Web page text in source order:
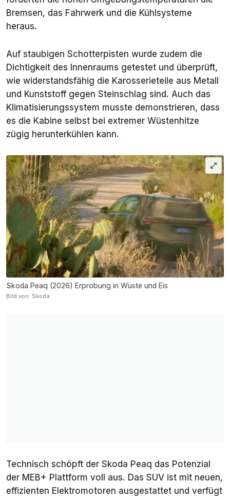
Bremsen, das Fahrwerk und die Kühlsysteme
heraus.
Auf staubigen Schotterpisten wurde zudem die
Dichtigkeit des Innenraums getestet und überprüft,
wie widerstandsfähig die Karosserieteile aus Metall
und Kunststoff gegen Steinschlag sind. Auch das
Klimatisierungssystem musste demonstrieren, dass
es die Kabine selbst bei extremer Wüstenhitze
zügig herunterkühlen kann.
Skoda Peaq (2026) Erprobung in Wüste und Eis
Bild von: Skoda
Technisch schöpft der Skoda Peaq das Potenzial
der MEB+ Plattform voll aus. Das SUV ist mit neuen,
effizienten Elektromotoren ausgestattet und verfügt